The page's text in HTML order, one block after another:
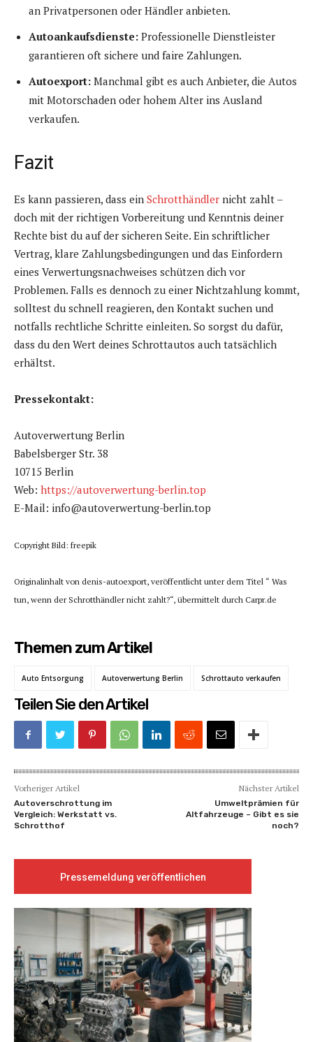
an Privatpersonen oder Händler anbieten.
Autoankaufsdienste: Professionelle Dienstleister
garantieren oft sichere und faire Zahlungen.
Autoexport: Manchmal gibt es auch Anbieter, die Autos
mit Motorschaden oder hohem Alter ins Ausland
verkaufen.
Fazit
Es kann passieren, dass ein Schrotthändler nicht zahlt –
doch mit der richtigen Vorbereitung und Kenntnis deiner
Rechte bist du auf der sicheren Seite. Ein schriftlicher
Vertrag, klare Zahlungsbedingungen und das Einfordern
eines Verwertungsnachweises schützen dich vor
Problemen. Falls es dennoch zu einer Nichtzahlung kommt,
solltest du schnell reagieren, den Kontakt suchen und
notfalls rechtliche Schritte einleiten. So sorgst du dafür,
dass du den Wert deines Schrottautos auch tatsächlich
erhältst.
Pressekontakt:
Autoverwertung Berlin
Babelsberger Str. 38
10715 Berlin
Web: https://autoverwertung-berlin.top
E-Mail: info@autoverwertung-berlin.top
Copyright Bild: freepik
Originalinhalt von denis-autoexport, veröffentlicht unter dem Titel “ Was
tun, wenn der Schrotthändler nicht zahlt?“, übermittelt durch Carpr.de
Themen zum Artikel
Auto Entsorgung Autoverwertung Berlin Schrottauto verkaufen
Teilen Sie den Artikel
Vorheriger Artikel
Autoverschrottung im
Vergleich: Werkstatt vs.
Schrotthof
Nächster Artikel
Umweltprämien für
Altfahrzeuge – Gibt es sie
noch?
Pressemeldung veröffentlichen